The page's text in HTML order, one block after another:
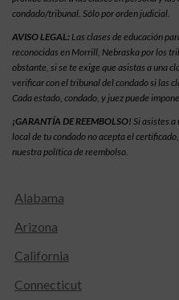
condado/tribunal. Sólo por orden judicial.
AVISO LEGAL:Las clases de educación
reconocidas en Morrill, Nebraska por los
obstante, si se te exige que asistas a una
verificar con el tribunal del condado si las
Cada estado, condado, y juez puede
¡GARANTÍA DE REEMBOLSO! Si asistes
local de tu condado no acepta el
nuestra política de reembolso.
Alabama
Arizona
California
Connecticut